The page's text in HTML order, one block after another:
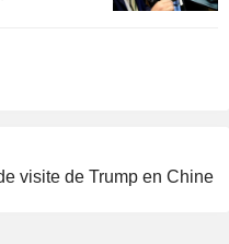
visite de Trump en Chine